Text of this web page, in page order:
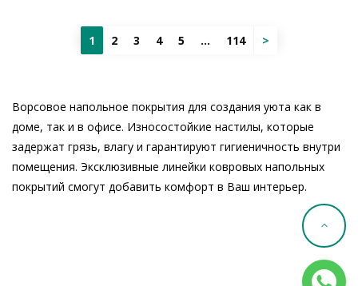
1 2 3 4 5 ... 114 >
Ворсовое напольное покрытия для создания уюта как в
доме, так и в офисе. Износостойкие настилы, которые
задержат грязь, влагу и гарантируют гигиеничность внутри
помещения. Эксклюзивные линейки ковровых напольных
покрытий смогут добавить комфорт в Ваш интерьер.